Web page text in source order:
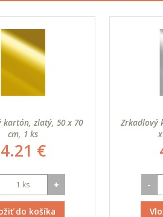
kartón, zlatý, 50 x 70
cm, 1 ks
4.21 €
+
do košíka
Zrkadlový
-